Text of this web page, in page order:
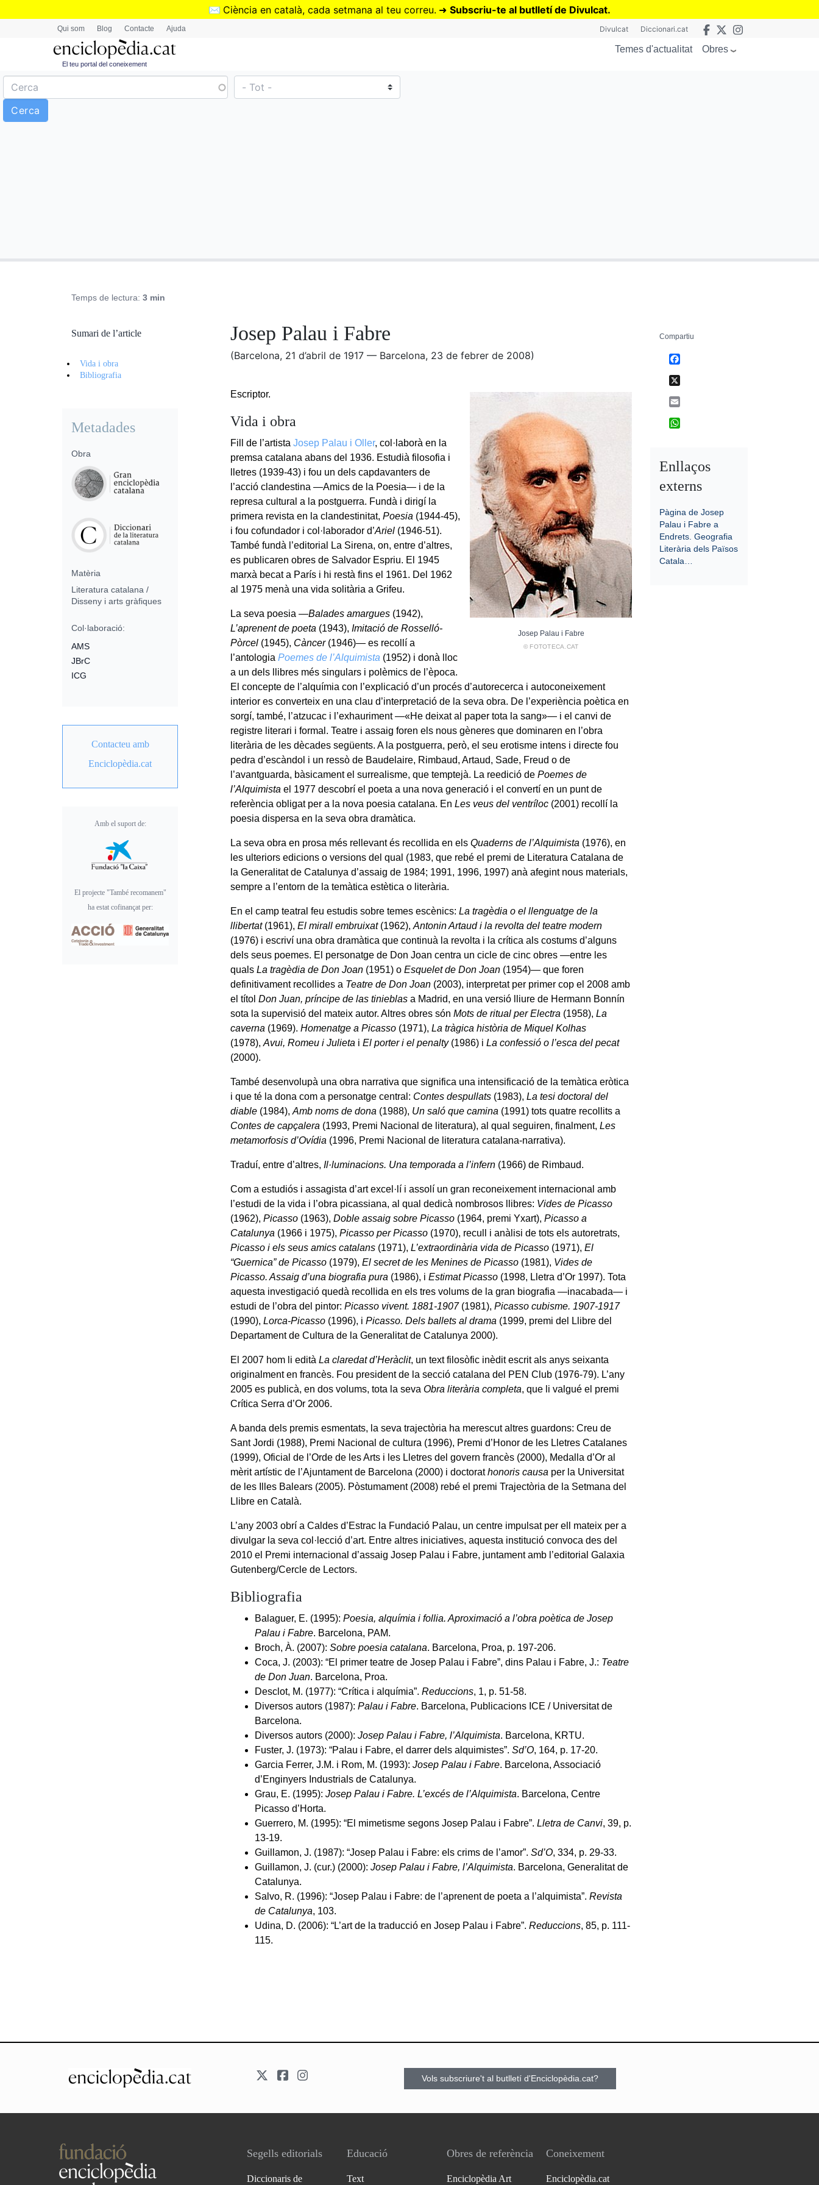
Vés
✉️ Ciència en català, cada setmana al teu correu. ➜ Subscriu-te al butlletí de Divulcat.
Qui som Blog Contacte Ajuda Divulcat Diccionari.cat
El teu portal del coneixement
Temes d'actualitat Obres
Temps de lectura: 3 min
Josep Palau i Fabre
(Barcelona, 21 d’abril de 1917 — Barcelona, 23 de febrer de 2008)
Josep Palau i Fabre
© FOTOTECA.CAT
Escriptor.
Vida i obra
Fill de l’artistaJosep Palau i Oller, col·laborà en la
premsa catalana abans del 1936. Estudià filosofia i
lletres (1939-43) i fou un dels capdavanters de
l’acció clandestina —Amics de la Poesia— i de la
represa cultural a la postguerra. Fundà i dirigí la
primera revista en la clandestinitat,Poesia (1944-45),
i fou cofundador i col·laborador d’Ariel (1946-51).
També fundà l’editorial La Sirena, on, entre d’altres,
es publicaren obres de Salvador Espriu. El 1945
marxà becat a París i hi restà fins el 1961. Del 1962
al 1975 menà una vida solitària a Grifeu.
La seva poesia —Balades amargues (1942),
L’aprenent de poeta (1943),Imitació de Rosselló-
Pòrcel (1945), Càncer(1946)— es recollí a
l’antologiaPoemes de l’Alquimista (1952) i donà lloc
a un dels llibres més singulars i polèmics de l’època.
El concepte de l’alquímia con l’explicació d’un procés d’autorecerca i autoconeixement
interior es converteix en una clau d’interpretació de la seva obra. De l’experiència poètica en
sorgí, també, l’atzucac i l’exhauriment —«He deixat al paper tota la sang»— i el canvi de
registre literari i formal. Teatre i assaig foren els nous gèneres que dominaren en l’obra
literària de les dècades següents. A la postguerra, però, el seu erotisme intens i directe fou
pedra d’escàndol i un ressò de Baudelaire, Rimbaud, Artaud, Sade, Freud o de
l’avantguarda, bàsicament el surrealisme, que temptejà. La reedició dePoemes de
l’Alquimista el 1977 descobrí el poeta a una nova generació i el convertí en un punt de
referència obligat per a la nova poesia catalana. EnLes veus del ventríloc (2001) recollí la
poesia dispersa en la seva obra dramàtica.
La seva obra en prosa més rellevant és recollida en elsQuaderns de l’Alquimista (1976), en
les ulteriors edicions o versions del qual (1983, que rebé el premi de Literatura Catalana de
la Generalitat de Catalunya d’assaig de 1984; 1991, 1996, 1997) anà afegint nous materials,
sempre a l’entorn de la temàtica estètica o literària.
En el camp teatral feu estudis sobre temes escènics:La tragèdia o el llenguatge de la
llibertat(1961),El mirall embruixat(1962),Antonin Artaud i la revolta del teatre modern
(1976) i escriví una obra dramàtica que continuà la revolta i la crítica als costums d’alguns
dels seus poemes. El personatge de Don Joan centra un cicle de cinc obres —entre les
qualsLa tragèdia de Don Joan (1951) oEsquelet de Don Joan (1954)— que foren
definitivament recollides a Teatre de Don Joan (2003), interpretat per primer cop el 2008 amb
el títolDon Juan, príncipe de las tinieblas a Madrid, en una versió lliure de Hermann Bonnín
sota la supervisió del mateix autor. Altres obres sónMots de ritual per Electra (1958),La
caverna (1969).Homenatge a Picasso (1971),La tràgica història de Miquel Kolhas
(1978),Avui, Romeu i Julieta iEl porter i el penalty (1986) iLa confessió o l’esca del pecat
(2000).
També desenvolupà una obra narrativa que significa una intensificació de la temàtica eròtica
i que té la dona com a personatge central: Contes despullats (1983),La tesi doctoral del
diable (1984),Amb noms de dona (1988), Un saló que camina (1991) tots quatre recollits a
Contes de capçalera (1993, Premi Nacional de literatura), al qual seguiren, finalment,Les
metamorfosis d’Ovídia (1996, Premi Nacional de literatura catalana-narrativa).
Traduí, entre d’altres,Il·luminacions. Una temporada a l’infern (1966) de Rimbaud.
Com a estudiós i assagista d’art excel·lí i assolí un gran reconeixement internacional amb
l’estudi de la vida i l’obra picassiana, al qual dedicà nombrosos llibres: Vides de Picasso
(1962),Picasso (1963),Doble assaig sobre Picasso (1964, premi Yxart),Picasso a
Catalunya (1966 i 1975),Picasso per Picasso (1970), recull i anàlisi de tots els autoretrats,
Picasso i els seus amics catalans (1971),L’extraordinària vida de Picasso (1971), El
“Guernica” de Picasso (1979),El secret de les Menines de Picasso (1981), Vides de
Picasso. Assaig d’una biografia pura (1986), iEstimat Picasso (1998, Lletra d’Or 1997). Tota
aquesta investigació quedà recollida en els tres volums de la gran biografia —inacabada— i
estudi de l’obra del pintor:Picasso vivent. 1881-1907(1981),Picasso cubisme. 1907-1917
(1990),Lorca-Picasso (1996), iPicasso. Dels ballets al drama (1999, premi del Llibre del
Departament de Cultura de la Generalitat de Catalunya 2000).
El 2007 hom li editàLa claredat d’Heràclit, un text filosòfic inèdit escrit als anys seixanta
originalment en francès. Fou president de la secció catalana del PEN Club (1976-79). L’any
2005 es publicà, en dos volums, tota la sevaObra literària completa, que li valgué el premi
Crítica Serra d’Or 2006.
A banda dels premis esmentats, la seva trajectòria ha merescut altres guardons: Creu de
Sant Jordi (1988), Premi Nacional de cultura (1996), Premi d’Honor de les Lletres Catalanes
(1999), Oficial de l’Orde de les Arts i les Lletres del govern francès (2000), Medalla d’Or al
mèrit artístic de l’Ajuntament de Barcelona (2000) i doctorathonoris causa per la Universitat
de les Illes Balears (2005). Pòstumament (2008) rebé el premi Trajectòria de la Setmana del
Llibre en Català.
L’any 2003 obrí a Caldes d’Estrac la Fundació Palau, un centre impulsat per ell mateix per a
divulgar la seva col·lecció d’art. Entre altres iniciatives, aquesta institució convoca des del
2010 el Premi internacional d’assaig Josep Palau i Fabre, juntament amb l’editorial Galaxia
Gutenberg/Cercle de Lectors.
Bibliografia
Balaguer, E. (1995):Poesia, alquímia i follia. Aproximació a l’obra poètica de Josep
Palau i Fabre. Barcelona, PAM.
Broch, À. (2007):Sobre poesia catalana. Barcelona, Proa, p. 197-206.
Coca, J. (2003): “El primer teatre de Josep Palau i Fabre”, dins Palau i Fabre, J.: Teatre
de Don Juan. Barcelona, Proa.
Desclot, M. (1977): “Crítica i alquímia”.Reduccions, 1, p. 51-58.
Diversos autors (1987):Palau i Fabre. Barcelona, Publicacions ICE / Universitat de
Barcelona.
Diversos autors (2000):Josep Palau i Fabre, l’Alquimista. Barcelona, KRTU.
Fuster, J. (1973): “Palau i Fabre, el darrer dels alquimistes”.Sd’O, 164, p. 17-20.
Garcia Ferrer, J.M. i Rom, M. (1993):Josep Palau i Fabre. Barcelona, Associació
d’Enginyers Industrials de Catalunya.
Grau, E. (1995):Josep Palau i Fabre. L’excés de l’Alquimista. Barcelona, Centre
Picasso d’Horta.
Guerrero, M. (1995): “El mimetisme segons Josep Palau i Fabre”.Lletra de Canvi, 39, p.
13-19.
Guillamon, J. (1987): “Josep Palau i Fabre: els crims de l’amor”.Sd’O, 334, p. 29-33.
Guillamon, J. (cur.) (2000):Josep Palau i Fabre, l’Alquimista. Barcelona, Generalitat de
Catalunya.
Salvo, R. (1996): “Josep Palau i Fabre: de l’aprenent de poeta a l’alquimista”.Revista
de Catalunya, 103.
Udina, D. (2006): “L’art de la traducció en Josep Palau i Fabre”.Reduccions, 85, p. 111-
115.
Sumari de l’article
Vida i obra
Bibliografia
Metadades
Obra
Matèria
Literatura catalana /
Disseny i arts gràfiques
Col·laboració:
AMS
JBrC
ICG
Contacteu amb
Enciclopèdia.cat
Amb el suport de:
El projecte "També recomanem"
ha estat cofinançat per:
Compartiu
Enllaços
externs
Pàgina de Josep
Palau i Fabre a
Endrets. Geografia
Literària dels Països
Catala…
Vols subscriure't al butlletí d'Enciclopèdia.cat?
Segells editorials
Diccionaris de
Educació
Text
Obres de referència
Enciclopèdia Art
Coneixement
Enciclopèdia.cat